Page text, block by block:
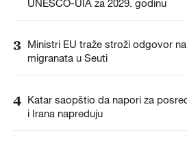
UNESCO-UIA za 2029. godinu
3 Ministri EU traže stroži odgovor
migranata u Seuti
4 Katar saopštio da napori za
i Irana napreduju